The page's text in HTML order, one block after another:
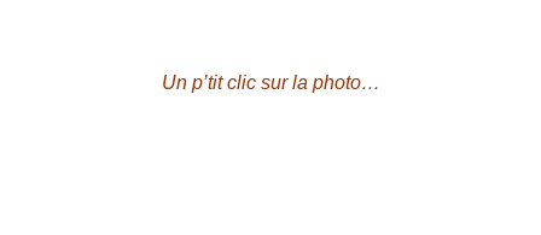
Un p’tit clic sur la photo…